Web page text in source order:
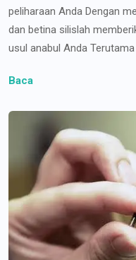
peliharaan Anda Dengan
dan betina silislah
usul anabul Anda Terutama
Baca